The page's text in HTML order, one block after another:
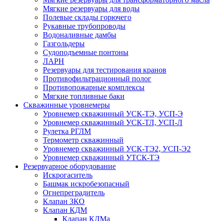
Мягкие резервуары для воды
Полевые склады горючего
Рукавные трубопроводы
Водоналивные дамбы
Газгольдеры
Судоподъемные понтоны
ЛАРН
Резервуары для тестирования кранов
Противофильтрационный полог
Противопожарные комплексы
Мягкие топливные баки
Скважинные уровнемеры
Уровнемер скважинный УСК-ТЭ, УСП-Э
Уровнемер скважинный УСК-ТЛ, УСП-Л
Рулетка РГЛМ
Термометр скважинный
Уровнемер скважинный УСК-ТЭ2, УСП-Э2
Уровнемер скважинный УТСК-ТЭ
Резервуарное оборудование
Искрогаситель
Башмак искробезопасный
Огнепреградитель
Клапан ЗКО
Клапан КДМ
Клапан КДМа